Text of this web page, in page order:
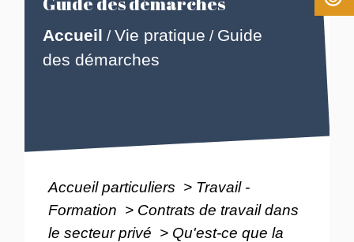
Accueil /Vie pratique / Guide
des démarches
Accueil particuliers > Travail -
Formation > Contrats de travail dans
le secteur privé > Qu'est-ce que la